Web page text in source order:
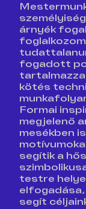
árnyék
fogadott
kötés
Formai
megjelenő
mesékben
segítik a
testre
elfogadása,
segít